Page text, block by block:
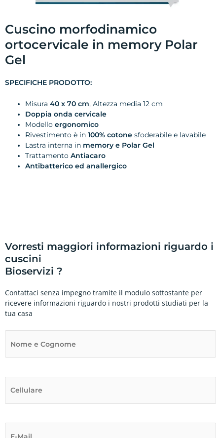
Cuscino morfodinamico
ortocervicale in memory Polar
Gel
SPECIFICHE PRODOTTO:
Misura40 x 70 cm, Altezza media 12 cm
Doppia onda cervicale
Modelloergonomico
Rivestimento è in100% cotone sfoderabile e lavabile
Lastra interna in memory e Polar Gel
TrattamentoAntiacaro
Antibatterico ed anallergico
Vorresti maggiori informazioni riguardo i
cuscini
Bioservizi ?
Contattaci senza impegno tramite il modulo sottostante per
ricevere informazioni riguardo i nostri prodotti studiati per la
tua casa